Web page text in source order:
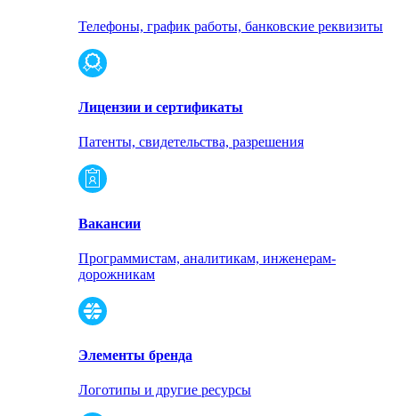
Телефоны, график работы, банковские реквизиты
Лицензии и сертификаты
Патенты, свидетельства, разрешения
Вакансии
Программистам, аналитикам, инженерам-
дорожникам
Элементы бренда
Логотипы и другие ресурсы